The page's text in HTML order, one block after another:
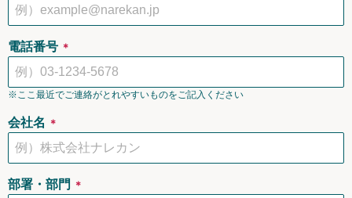
電話番号 ＊
※ここ最近でご連絡がとれやすいものをご記入ください
会社名 ＊
部署・部門 ＊